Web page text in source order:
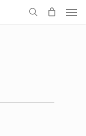
search